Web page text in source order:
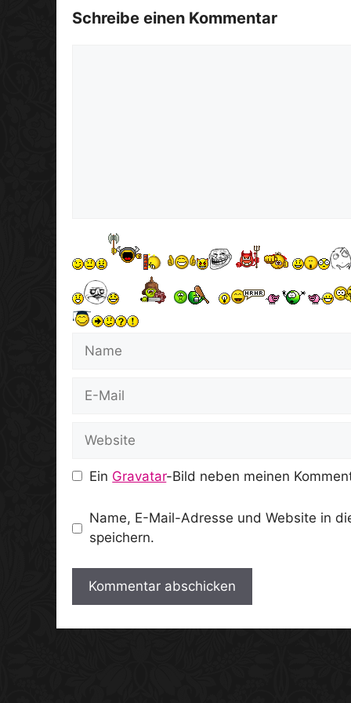
Schreibe einen Kommentar
Mail
Ein Gravatar-Bild neben meinen
Name, E-Mail-Adresse und Website in
speichern.